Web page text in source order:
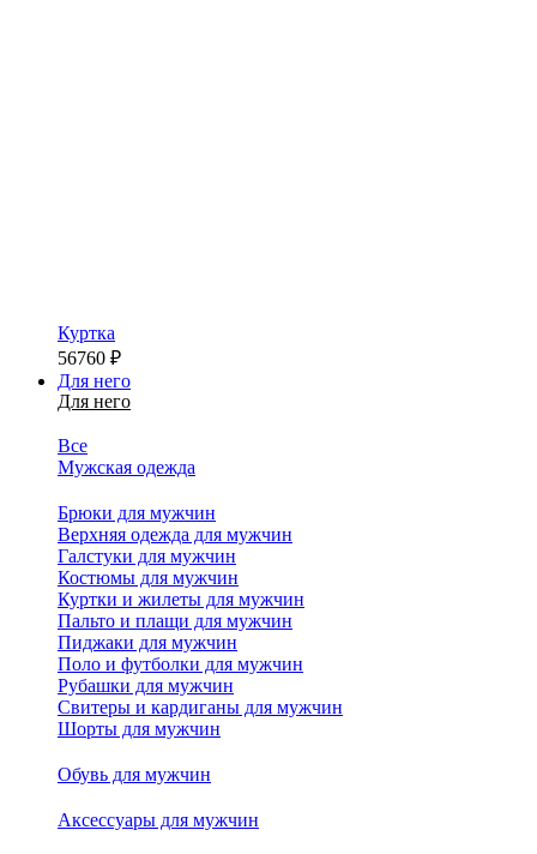
Куртка
56760 ₽
Для него
Для него
Все
Мужская одежда
Брюки для мужчин
Верхняя одежда для мужчин
Галстуки для мужчин
Костюмы для мужчин
Куртки и жилеты для мужчин
Пальто и плащи для мужчин
Пиджаки для мужчин
Поло и футболки для мужчин
Рубашки для мужчин
Свитеры и кардиганы для мужчин
Шорты для мужчин
Обувь для мужчин
Аксессуары для мужчин